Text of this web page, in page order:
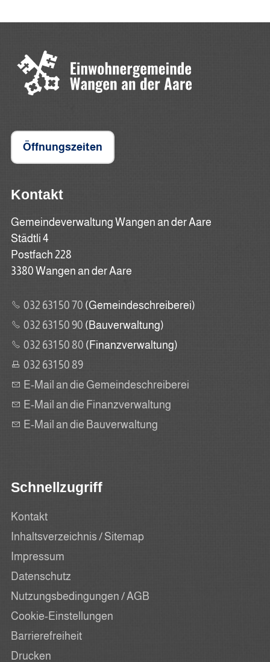
Öffnungszeiten
Kontakt
Gemeindeverwaltung Wangen an der Aare
Städtli 4
Postfach 228
3380 Wangen an der Aare
032 631 50 70 (Gemeindeschreiberei)
032 631 50 90 (Bauverwaltung)
032 631 50 80 (Finanzverwaltung)
032 631 50 89
E-Mail an die Gemeindeschreiberei
E-Mail an die Finanzverwaltung
E-Mail an die Bauverwaltung
Schnellzugriff
Kontakt
Inhaltsverzeichnis / Sitemap
Impressum
Datenschutz
Nutzungsbedingungen / AGB
Cookie-Einstellungen
Barrierefreiheit
Drucken